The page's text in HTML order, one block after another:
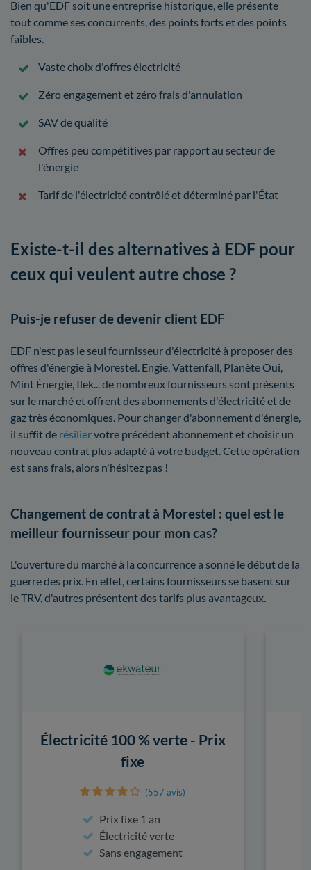
Bien qu'EDF soit une entreprise historique, elle présente
tout comme ses concurrents, des points forts et des points
faibles.
Vaste choix d'offres électricité
Zéro engagement et zéro frais d'annulation
SAV de qualité
Offres peu compétitives par rapport au secteur de
l'énergie
Tarif de l'électricité contrôlé et déterminé par l'État
Existe-t-il des alternatives à EDF pour
ceux qui veulent autre chose ?
Puis-je refuser de devenir client EDF
EDF n'est pas le seul fournisseur d'électricité à proposer des
offres d'énergie à Morestel. Engie, Vattenfall, Planète Oui,
Mint Énergie, Ilek... de nombreux fournisseurs sont présents
sur le marché et offrent des abonnements d'électricité et de
gaz très économiques. Pour changer d'abonnement d'énergie,
il suffit de résiliervotre précédent abonnement et choisir un
nouveau contrat plus adapté à votre budget. Cette opération
est sans frais, alors n'hésitez pas !
Changement de contrat à Morestel : quel est le
meilleur fournisseur pour mon cas?
L'ouverture du marché à la concurrence a sonné le début de la
guerre des prix. En effet, certains fournisseurs se basent sur
le TRV, d'autres présentent des tarifs plus avantageux.
Électricité 100 % verte - Prix
fixe
(557 avis)
Prix fixe 1 an
Électricité verte
Sans engagement